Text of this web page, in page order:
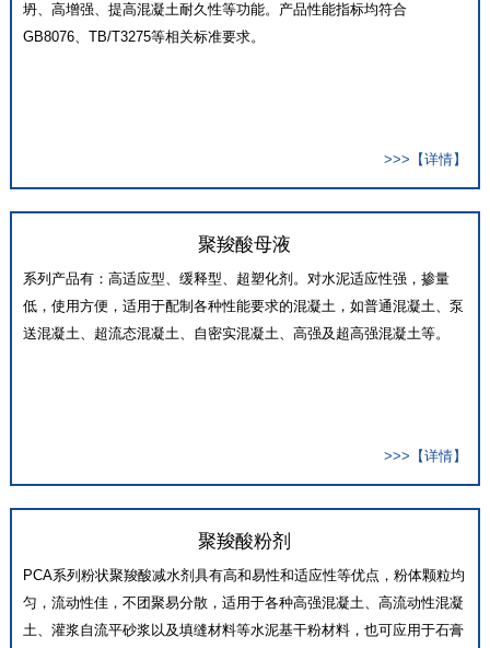
坍、高增强、提高混凝土耐久性等功能。产品性能指标均符合
GB8076、TB/T3275等相关标准要求。
>>>【详情】
聚羧酸母液
系列产品有：高适应型、缓释型、超塑化剂。对水泥适应性强，掺量
低，使用方便，适用于配制各种性能要求的混凝土，如普通混凝土、泵
送混凝土、超流态混凝土、自密实混凝土、高强及超高强混凝土等。
>>>【详情】
聚羧酸粉剂
PCA系列粉状聚羧酸减水剂具有高和易性和适应性等优点，粉体颗粒均
匀，流动性佳，不团聚易分散，适用于各种高强混凝土、高流动性混凝
土、灌浆自流平砂浆以及填缝材料等水泥基干粉材料，也可应用于石膏